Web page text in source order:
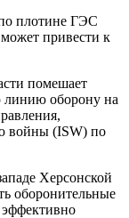
плотине ГЭС
привести к
помешает
линию оборону на
войны (ISW) по
Херсонской
оборонительные